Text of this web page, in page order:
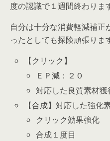
度の認識で１週間終わりま
自分は十分な消費軽減補正
ったとしても探険頑張りま
【クリック】
ＥＰ減：２０
対応した良質素材獲
【合成】対応した強化
クリック効果強化
合成１度目